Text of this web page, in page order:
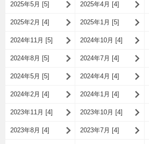
2025年5月 [5] 2025年4月 [4]
2025年2月 [4] 2025年1月 [5]
2024年11月 [5] 2024年10月 [4]
2024年8月 [5] 2024年7月 [4]
2024年5月 [5] 2024年4月 [4]
2024年2月 [4] 2024年1月 [4]
2023年11月 [4] 2023年10月 [4]
2023年8月 [4] 2023年7月 [4]